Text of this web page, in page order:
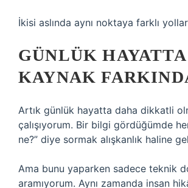
İkisi aslında aynı noktaya farklı
GÜNLÜK HAYATTA
KAYNAK
Artık günlük hayatta daha dikkatli
çalışıyorum. Bir bilgi gördüğümde
ne?” diye sormak alışkanlık haline
Ama bunu yaparken sadece teknik
aramıyorum. Aynı zamanda insan